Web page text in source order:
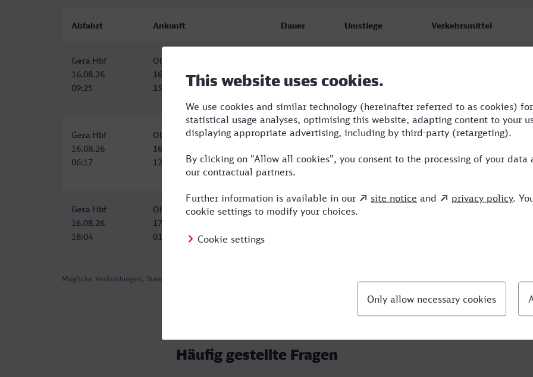
Mögliche Verbindungen, Stand: 2026-08-02 01:22
Abfahrt Ankunft Dauer Umstiege Verkehrsmittel
Gera Hbf
16.08.26
09:25
Oberhausen Hbf
16.08.26
15:15
Gera Hbf
16.08.26
06:17
Oberhausen Hbf
16.08.26
12:15
5:58 3 RE,ERB,ICE
Gera Hbf
16.08.26
18:04
Oberhausen Hbf
17.08.26
01:47
7:43 5
Häufig gestellte Fragen